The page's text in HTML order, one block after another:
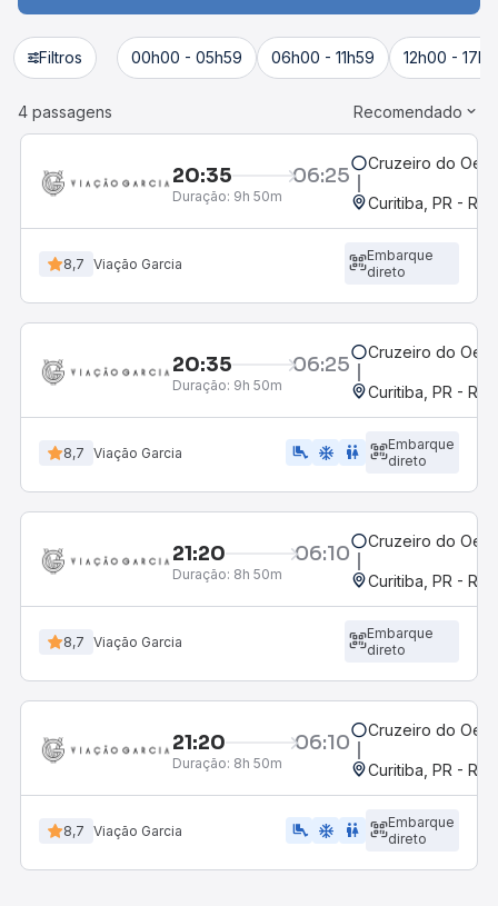
Filtros 00h00 - 05h59 06h00 - 11h59 12h00 -
4 passagens Recomendado
20:35 06:25
Duração: 9h 50m
Cruzeiro do
Curitiba, PR -
8,7 Viação Garcia
Embarque
direto
20:35 06:25
Duração: 9h 50m
Cruzeiro do
Curitiba, PR -
8,7 Viação Garcia airline_seat_legroom_extra ac_unit wc
Embarque
direto
21:20 06:10
Duração: 8h 50m
Cruzeiro do
Curitiba, PR -
8,7 Viação Garcia
Embarque
direto
21:20 06:10
Duração: 8h 50m
Cruzeiro do
Curitiba, PR -
8,7 Viação Garcia airline_seat_legroom_extra ac_unit wc
Embarque
direto